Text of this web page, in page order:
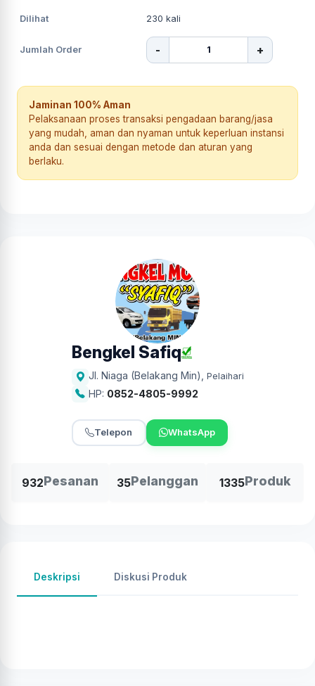
Dilihat 230 kali
Jumlah Order - +
Jaminan 100% Aman
Pelaksanaan proses transaksi pengadaan barang/jasa
yang mudah, aman dan nyaman untuk keperluan instansi
anda dan sesuai dengan metode dan aturan yang
berlaku.
Bengkel Safiq
Jl. Niaga (Belakang Min) Pelaihari
HP: 0852-4805-9992
Telepon WhatsApp
932Pesanan 35Pelanggan 1335Produk
Deskripsi Diskusi Produk